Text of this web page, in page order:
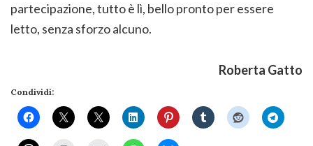
partecipazione, tutto è lì, bello pronto per essere
letto, senza sforzo alcuno.
Roberta Gatto
Condividi: